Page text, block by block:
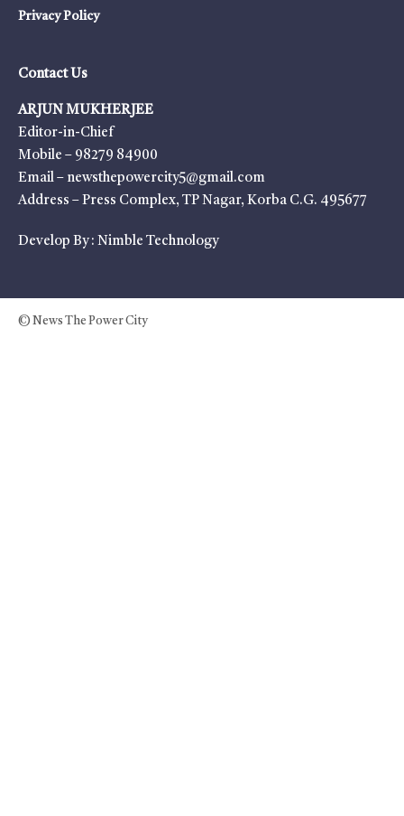
Privacy Policy
Contact Us
ARJUN MUKHERJEE
Editor-in-Chief
Mobile – 98279 84900
Email – newsthepowercity5@gmail.com
Address – Press Complex, TP Nagar, Korba C.G. 495677
Develop By : Nimble Technology
© News The Power City